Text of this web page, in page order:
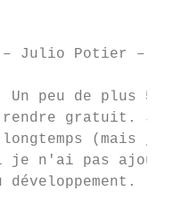
– Julio Potier –
Un peu de plus 5
gratuit.
(mais j'ai
je n'ai pas